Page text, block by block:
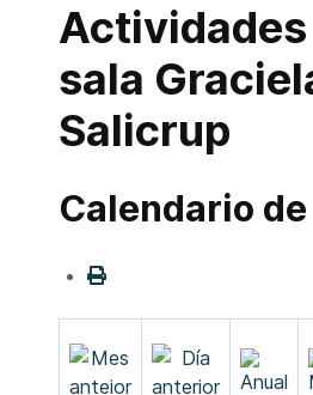
Actividades
sala
Salicrup
Calendario